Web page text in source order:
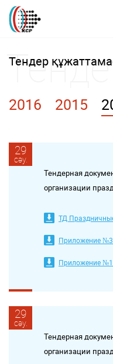
Тендер
2016 2015
29
сәу.
Тендерная
организации
ТД
Приложение №3
Приложение
29
сәу.
Тендерная
организации